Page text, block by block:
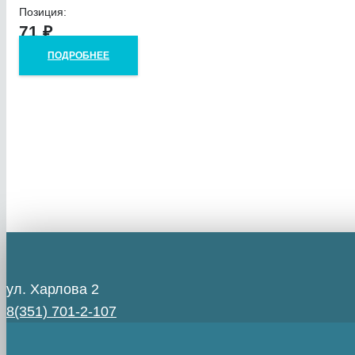
Позиция:
71₽
ПОДРОБНЕЕ
ул. Харлова 2
8(351) 701-2-107